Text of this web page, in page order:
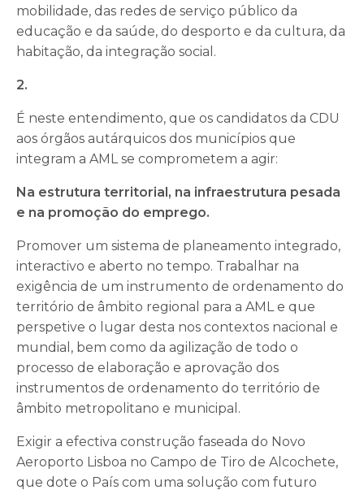
mobilidade, das redes de serviço público da
educação e da saúde, do desporto e da cultura, da
habitação, da integração social.
2.
É neste entendimento, que os candidatos da CDU
aos órgãos autárquicos dos municípios que
integram a AML se comprometem a agir:
Na estrutura territorial, na infraestrutura pesada
e na promoção do emprego.
Promover um sistema de planeamento integrado,
interactivo e aberto no tempo. Trabalhar na
exigência de um instrumento de ordenamento do
território de âmbito regional para a AML e que
perspetive o lugar desta nos contextos nacional e
mundial, bem como da agilização de todo o
processo de elaboração e aprovação dos
instrumentos de ordenamento do território de
âmbito metropolitano e municipal.
Exigir a efectiva construção faseada do Novo
Aeroporto Lisboa no Campo de Tiro de Alcochete,
que dote o País com uma solução com futuro